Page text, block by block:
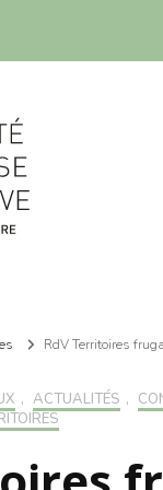
des territoires
RdV Territoires
, ACTUALITÉS ,